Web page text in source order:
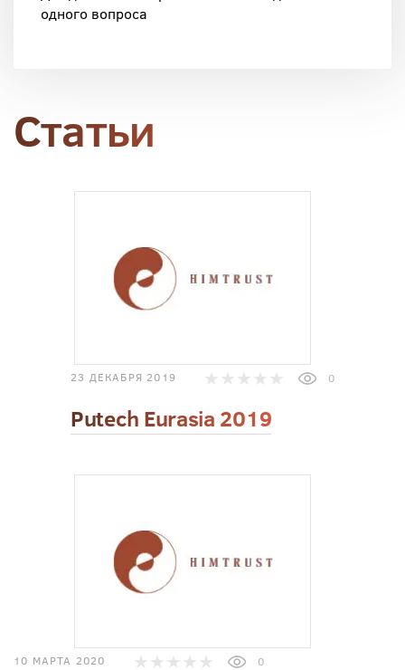
одного вопроса
Статьи
23 ДЕКАБРЯ 2019 0
Putech Eurasia 2019
10 МАРТА 2020 0